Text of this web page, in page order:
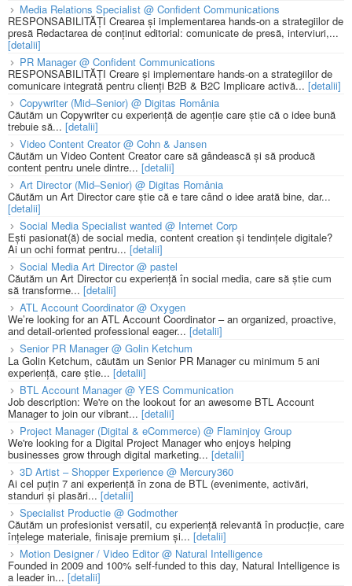
Media Relations Specialist @ Confident Communications
RESPONSABILITĂȚI Crearea și implementarea hands-on a strategiilor de
presă Redactarea de conținut editorial: comunicate de presă, interviuri,...
[detalii]
PR Manager @ Confident Communications
RESPONSABILITĂȚI Creare și implementare hands-on a strategiilor de
comunicare integrată pentru clienți B2B & B2C Implicare activă... [detalii]
Copywriter (Mid–Senior) @ Digitas România
Căutăm un Copywriter cu experiență de agenție care știe că o idee bună
trebuie să... [detalii]
Video Content Creator @ Cohn & Jansen
Căutăm un Video Content Creator care să gândească și să producă
content pentru unele dintre... [detalii]
Art Director (Mid–Senior) @ Digitas România
Căutăm un Art Director care știe că e tare când o idee arată bine, dar...
[detalii]
Social Media Specialist wanted @ Internet Corp
Ești pasionat(ă) de social media, content creation și tendințele digitale?
Ai un ochi format pentru... [detalii]
Social Media Art Director @ pastel
Căutăm un Art Director cu experiență în social media, care să știe cum
să transforme... [detalii]
ATL Account Coordinator @ Oxygen
We’re looking for an ATL Account Coordinator – an organized, proactive,
and detail-oriented professional eager... [detalii]
Senior PR Manager @ Golin Ketchum
La Golin Ketchum, căutăm un Senior PR Manager cu minimum 5 ani
experiență, care știe... [detalii]
BTL Account Manager @ YES Communication
Job description: We're on the lookout for an awesome BTL Account
Manager to join our vibrant... [detalii]
Project Manager (Digital & eCommerce) @ Flaminjoy Group
We're looking for a Digital Project Manager who enjoys helping
businesses grow through digital marketing... [detalii]
3D Artist – Shopper Experience @ Mercury360
Ai cel puțin 7 ani experiență în zona de BTL (evenimente, activări,
standuri și plasări...[detalii]
Specialist Productie @ Godmother
Căutăm un profesionist versatil, cu experiență relevantă în producție, care
înțelege materiale, finisaje premium și... [detalii]
Motion Designer / Video Editor @ Natural Intelligence
Founded in 2009 and 100% self-funded to this day, Natural Intelligence is
a leader in... [detalii]